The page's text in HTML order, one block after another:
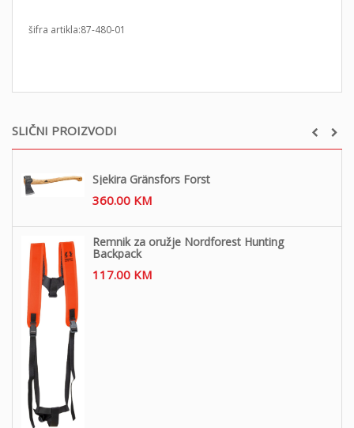
SLIČNI PROIZVODI
Sjekira Gränsfors Forst
360.00 KM
Remnik za oružje Nordforest Hunting
Backpack
117.00 KM
šifra artikla:87-480-01